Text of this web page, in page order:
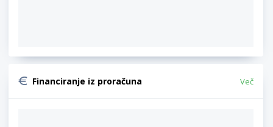
Financiranje iz proračuna Več